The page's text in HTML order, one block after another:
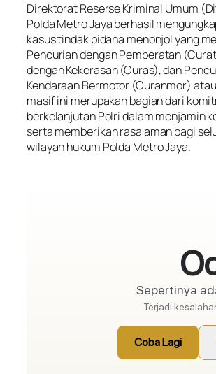
Direktorat Reserse Kriminal Umum
Polda Metro Jaya berhasil
kasus tindak pidana menonjol yang
Pencurian dengan Pemberatan
dengan Kekerasan (Curas), dan
Kendaraan Bermotor (Curanmor)
masif ini merupakan bagian dari
berkelanjutan Polri dalam menjamin
serta memberikan rasa aman bagi
wilayah hukum Polda Metro Jaya.